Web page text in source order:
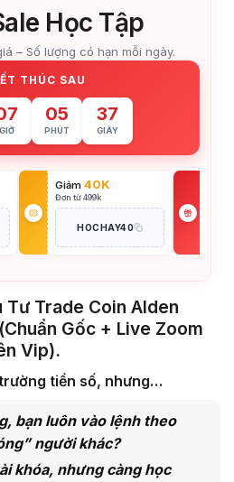
Học Tập
– Số lượng có hạn mỗi ngày.
THÚC SAU
GIỜ
05
PHÚT
36
GIÂY
Giảm40K
Đơn từ 499k
HOCHAY40
Tư Trade Coin Alden
Gốc + Live Zoom
Vip).
tiền số, nhưng…
bạn luôn vào lệnh theo
người khác?
khóa, nhưng càng học